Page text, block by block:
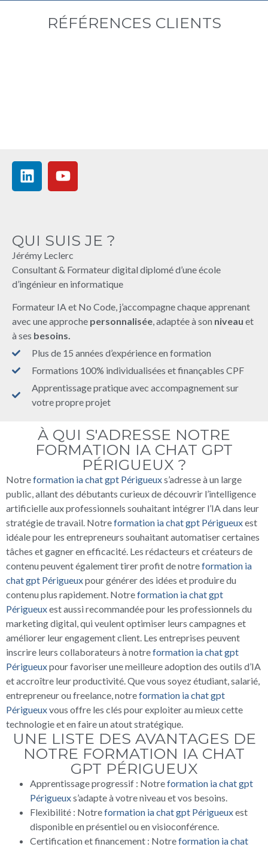
RÉFÉRENCES CLIENTS
QUI SUIS JE ?
Jérémy Leclerc
Consultant & Formateur digital diplomé d’une école
d’ingénieur en informatique
Formateur IA et No Code, j’accompagne chaque apprenant
avec une approche personnalisée, adaptée à son niveau et
à ses besoins.
Plus de 15 années d’expérience en formation
Formations 100% individualisées et finançables CPF
Apprentissage pratique avec accompagnement sur
votre propre projet
À QUI S'ADRESSE NOTRE
FORMATION IA CHAT GPT
PÉRIGUEUX ?
Notreformation ia chat gpt Périgueuxs’adresse à un large
public, allant des débutants curieux de découvrir l’intelligence
artificielle aux professionnels souhaitant intégrer l’IA dans leur
stratégie de travail. Notreformation ia chat gpt Périgueuxest
idéale pour les entrepreneurs souhaitant automatiser certaines
tâches et gagner en efficacité. Les rédacteurs et créateurs de
contenu peuvent également tirer profit de notreformation ia
chat gpt Périgueuxpour générer des idées et produire du
contenu plus rapidement. Notreformation ia chat gpt
Périgueuxest aussi recommandée pour les professionnels du
marketing digital, qui veulent optimiser leurs campagnes et
améliorer leur engagement client. Les entreprises peuvent
inscrire leurs collaborateurs à notreformation ia chat gpt
Périgueuxpour favoriser une meilleure adoption des outils d’IA
et accroître leur productivité. Que vous soyez étudiant, salarié,
entrepreneur ou freelance, notreformation ia chat gpt
Périgueuxvous offre les clés pour exploiter au mieux cette
technologie et en faire un atout stratégique.
UNE LISTE DES AVANTAGES DE
NOTRE FORMATION IA CHAT
GPT PÉRIGUEUX
Apprentissage progressif : Notreformation ia chat gpt
Périgueuxs’adapte à votre niveau et vos besoins.
Flexibilité : Notreformation ia chat gpt Périgueuxest
disponible en présentiel ou en visioconférence.
Certification et financement : Notreformation ia chat